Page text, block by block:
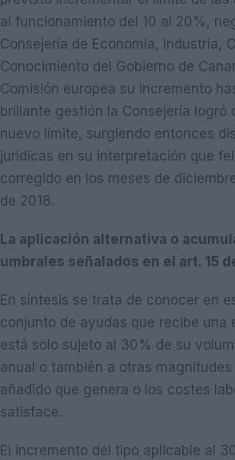
al funcionamiento del 10 al 20%,
Consejería de Economía, Industria,
Conocimiento del Gobierno de
Comisión europea su incremento
brillante gestión la Consejería logró
nuevo límite, surgiendo entonces
jurídicas en su interpretación que
corregido en los meses de
de 2018.
La aplicación alternativa o
umbrales señalados en el art. 15
En síntesis se trata de conocer en
conjunto de ayudas que recibe una
está solo sujeto al 30% de su
anual o también a otras
añadido que genera o los costes
satisface.
El incremento del tipo aplicable al